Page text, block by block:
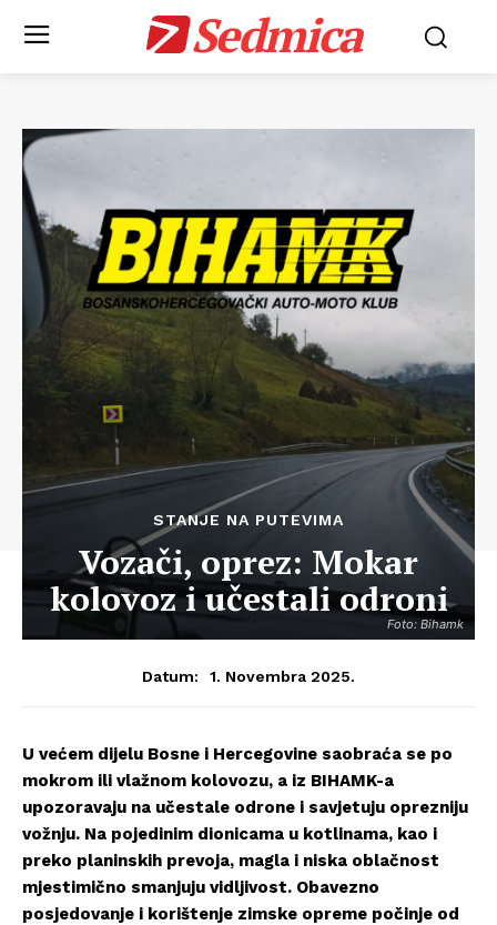
Sedmica
Foto: Bihamk
STANJE NA PUTEVIMA
Vozači, oprez: Mokar
kolovoz i učestali odroni
Datum: 1. Novembra 2025.
U većem dijelu Bosne i Hercegovine saobraća se po
mokrom ili vlažnom kolovozu, a iz BIHAMK-a
upozoravaju na učestale odrone i savjetuju oprezniju
vožnju. Na pojedinim dionicama u kotlinama, kao i
preko planinskih prevoja, magla i niska oblačnost
mjestimično smanjuju vidljivost. Obavezno
posjedovanje i korištenje zimske opreme počinje od